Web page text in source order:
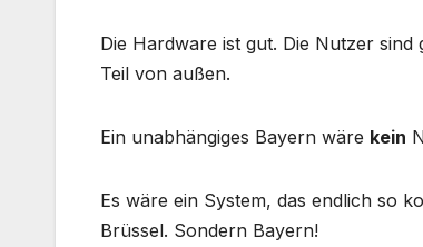
Die Hardware ist gut. Die Nutzer
Teil von außen.
Ein unabhängiges Bayern wäre kein
Es wäre ein System, das endlich so
Brüssel. Sondern Bayern!